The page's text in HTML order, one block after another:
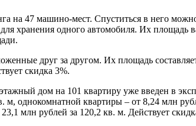
на 47 машино-мест. Спуститься в него
хранения одного автомобиля. Их площадь
друг за другом. Их площадь
скидка 3%.
дом на 101 квартиру уже введен в
м, однокомнатной квартиры – от 8,24 млн
млн рублей за 120,2 кв. м. Действует